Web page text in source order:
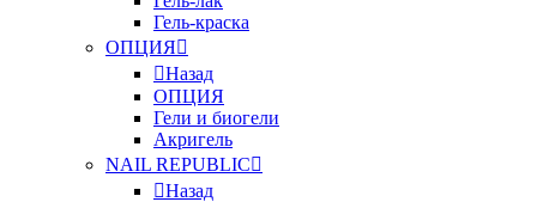
Гель-краска
ОПЦИЯ
Назад
ОПЦИЯ
Гели и биогели
Акригель
NAIL REPUBLIC
Назад